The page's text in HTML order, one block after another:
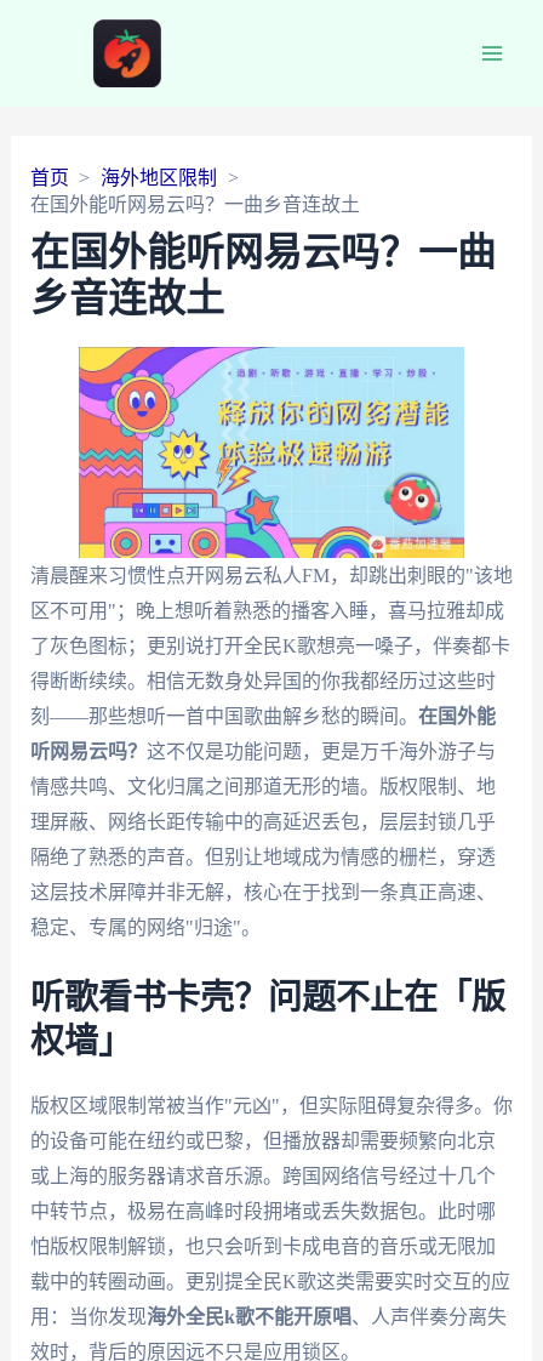
首页
海外地区限制
在国外能听网易云吗？一曲乡音连故土
在国外能听网易云吗？一曲
乡音连故土
清晨醒来习惯性点开网易云私人FM，却跳出刺眼的"该地
区不可用"；晚上想听着熟悉的播客入睡，喜马拉雅却成
了灰色图标；更别说打开全民K歌想亮一嗓子，伴奏都卡
得断断续续。相信无数身处异国的你我都经历过这些时
刻——那些想听一首中国歌曲解乡愁的瞬间。 在国外能
听网易云吗？ 这不仅是功能问题，更是万千海外游子与
情感共鸣、文化归属之间那道无形的墙。版权限制、地
理屏蔽、网络长距传输中的高延迟丢包，层层封锁几乎
隔绝了熟悉的声音。但别让地域成为情感的栅栏，穿透
这层技术屏障并非无解，核心在于找到一条真正高速、
稳定、专属的网络"归途"。
听歌看书卡壳？问题不止在「版
权墙」
版权区域限制常被当作"元凶"，但实际阻碍复杂得多。你
的设备可能在纽约或巴黎，但播放器却需要频繁向北京
或上海的服务器请求音乐源。跨国网络信号经过十几个
中转节点，极易在高峰时段拥堵或丢失数据包。此时哪
怕版权限制解锁，也只会听到卡成电音的音乐或无限加
载中的转圈动画。更别提全民K歌这类需要实时交互的应
用：当你发现海外全民k歌不能开原唱、人声伴奏分离失
效时，背后的原因远不只是应用锁区。